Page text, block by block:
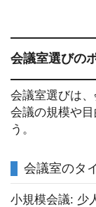
会議室選びの
会議室選びは、
会議の規模や
う。
会議室のタ
小規模会議: 少